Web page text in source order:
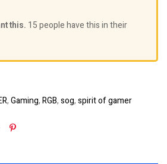
this. 15 people have this in their
,Gaming,RGB,sog,spirit of gamer
Google+Pinterest